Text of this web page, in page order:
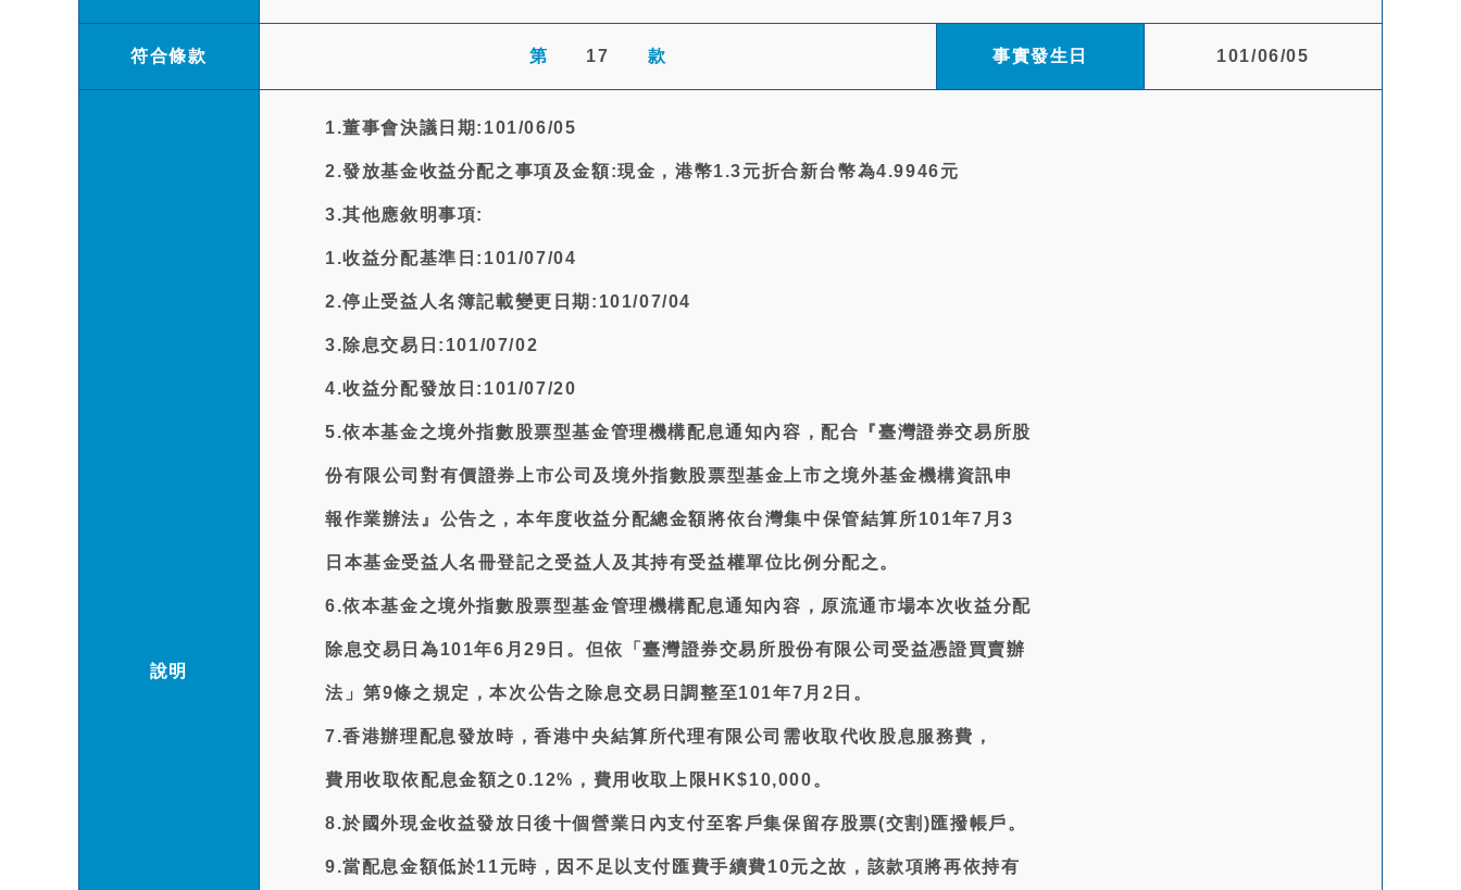
符合條款 第 17 款 事實發生日 101/06/05
說明
1.董事會決議日期:101/06/05
2.發放基金收益分配之事項及金額:現金，港幣1.3元折合新台幣為4.9946元
3.其他應敘明事項:
1.收益分配基準日:101/07/04
2.停止受益人名簿記載變更日期:101/07/04
3.除息交易日:101/07/02
4.收益分配發放日:101/07/20
5.依本基金之境外指數股票型基金管理機構配息通知內容，配合『臺灣證券交易所股
份有限公司對有價證券上市公司及境外指數股票型基金上市之境外基金機構資訊申
報作業辦法』公告之，本年度收益分配總金額將依台灣集中保管結算所101年7月3
日本基金受益人名冊登記之受益人及其持有受益權單位比例分配之。
6.依本基金之境外指數股票型基金管理機構配息通知內容，原流通市場本次收益分配
除息交易日為101年6月29日。但依「臺灣證券交易所股份有限公司受益憑證買賣辦
法」第9條之規定，本次公告之除息交易日調整至101年7月2日。
7.香港辦理配息發放時，香港中央結算所代理有限公司需收取代收股息服務費，
費用收取依配息金額之0.12%，費用收取上限HK$10,000。
8.於國外現金收益發放日後十個營業日內支付至客戶集保留存股票(交割)匯撥帳戶。
9.當配息金額低於11元時，因不足以支付匯費手續費10元之故，該款項將再依持有